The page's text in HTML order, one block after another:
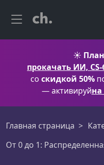
☀️
прокачать ИИ,
со скидкой 50%
— активируйна
Главная страница
От 0 до 1: